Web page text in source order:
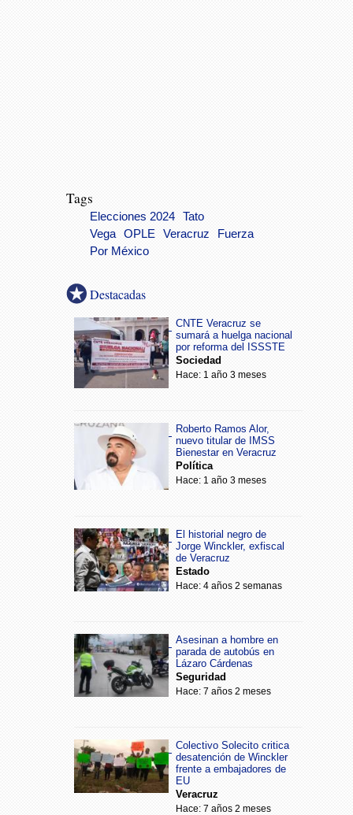
Tags
Elecciones 2024
Tato
Vega
OPLE Veracruz
Fuerza
Por México
Destacadas
CNTE Veracruz se
sumará a huelga nacional
por reforma del ISSSTE
Sociedad
Hace: 1 año 3 meses
Roberto Ramos Alor,
nuevo titular de IMSS
Bienestar en Veracruz
Política
Hace: 1 año 3 meses
El historial negro de
Jorge Winckler, exfiscal
de Veracruz
Estado
Hace: 4 años 2 semanas
Asesinan a hombre en
parada de autobús en
Lázaro Cárdenas
Seguridad
Hace: 7 años 2 meses
Colectivo Solecito critica
desatención de Winckler
frente a embajadores de
EU
Veracruz
Hace: 7 años 2 meses